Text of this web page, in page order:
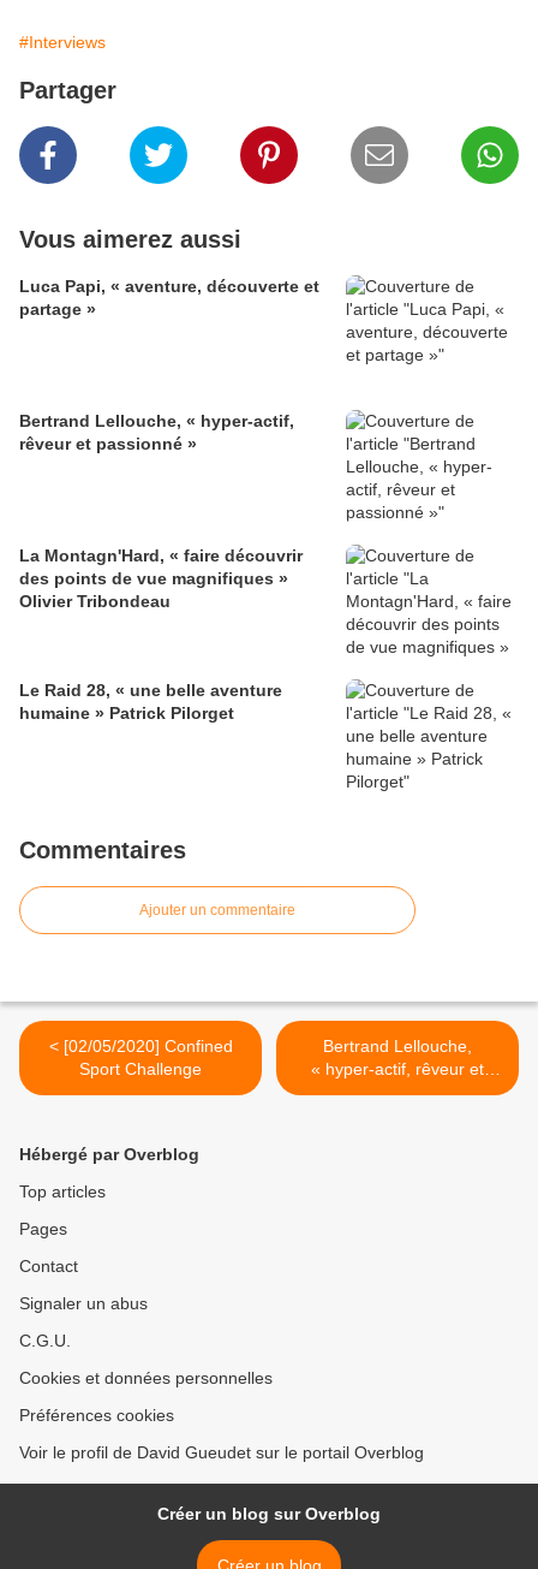
#Interviews
Partager
Vous aimerez aussi
Luca Papi, « aventure, découverte et
partage »
Bertrand Lellouche, « hyper-actif,
rêveur et passionné »
La Montagn'Hard, « faire découvrir
des points de vue magnifiques »
Olivier Tribondeau
Le Raid 28, « une belle aventure
humaine » Patrick Pilorget
Commentaires
Ajouter un commentaire
< [02/05/2020] Confined
Sport Challenge
Bertrand Lellouche,
« hyper-actif, rêveur et
passionné » >
Hébergé par Overblog
Top articles
Pages
Contact
Signaler un abus
C.G.U.
Cookies et données personnelles
Préférences cookies
Voir le profil de David Gueudet sur le portail Overblog
Créer un blog sur Overblog